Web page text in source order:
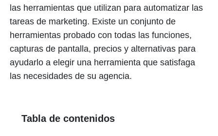
las herramientas que utilizan para automatizar las
tareas de marketing. Existe un conjunto de
herramientas probado con todas las funciones,
capturas de pantalla, precios y alternativas para
ayudarlo a elegir una herramienta que satisfaga
las necesidades de su agencia.
Tabla de contenidos